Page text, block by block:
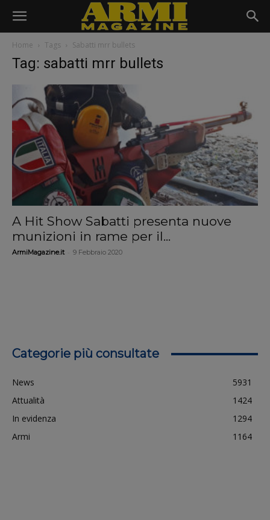
Home Tags Sabatti mrr bullets
Tag: sabatti mrr bullets
A Hit Show Sabatti presenta nuove
munizioni in rame per il...
ArmiMagazine.it 9 Febbraio 2020
Categorie più consultate
News
5931
Attualità
1424
In evidenza
1294
Armi
1164